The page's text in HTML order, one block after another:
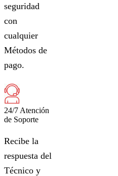
seguridad
con
cualquier
Métodos de
pago.
24/7 Atención
de Soporte
Recibe la
respuesta del
Técnico y